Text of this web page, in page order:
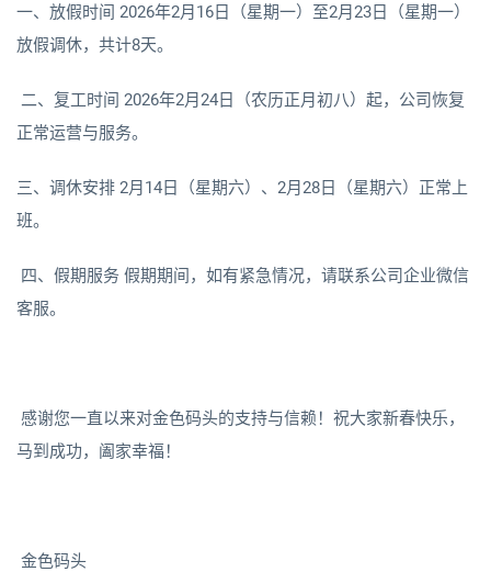
一、放假时间 2026年2月16日（星期一）至2月23日（星期一）
放假调休，共计8天。
二、复工时间 2026年2月24日（农历正月初八）起，公司恢复
正常运营与服务。
三、调休安排 2月14日（星期六）、2月28日（星期六）正常上
班。
四、假期服务 假期期间，如有紧急情况，请联系公司企业微信
客服。
感谢您一直以来对金色码头的支持与信赖！祝大家新春快乐，
马到成功，阖家幸福！
金色码头